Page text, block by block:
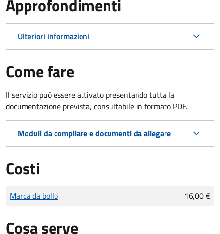
Approfondimenti
Ulteriori informazioni
Come fare
Il servizio può essere attivato presentando tutta la
documentazione prevista, consultabile in formato PDF.
Moduli da compilare e documenti da allegare
Costi
Tipo di pagamento
Importo
Marca da bollo 16,00 €
Cosa serve